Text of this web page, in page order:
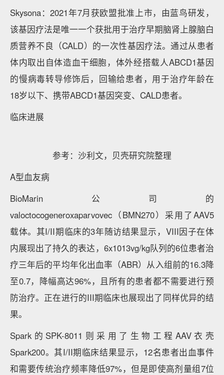
Skysona：2021年7月获欧盟批准上市，由蓝鸟研发，
该基因疗法是唯一一个获批用于治疗早期脑肾上腺脑白
质营养不良（CALD）的一次性基因疗法。通过从患者
体内取出自体造血干细胞，体外经搭载人ABCD1基因
的慢病毒转导修饰后，回输给患者，用于治疗年龄在
18岁以下、携带ABCD1基因突变、CALD患者。
临床进展
参考：沙利文，贝壳研究院整理
A型血友病
BioMarin公司的
valoctocogeneroxaparvovec（BMN270）采用了AAV5
载体。其I/II期临床的3年随访结果显示，VIII因子在体
内展现出了持久的表达，6x1013vg/kg队列的6位患者治
疗三年后的平均年化出血率（ABR）从入组前的16.3降
至0.7，降幅高达96%，且所有的患者都不需要进行预
防治疗。正在进行的III期临床也展现出了同样优异的结
果。
Spark的SPK-8011则采用了生物工程AAV衣壳
Spark200。其I/II期临床结果显示，12名患者出血事件
和需要传统治疗频率降低97%，但是即使高剂量组7位